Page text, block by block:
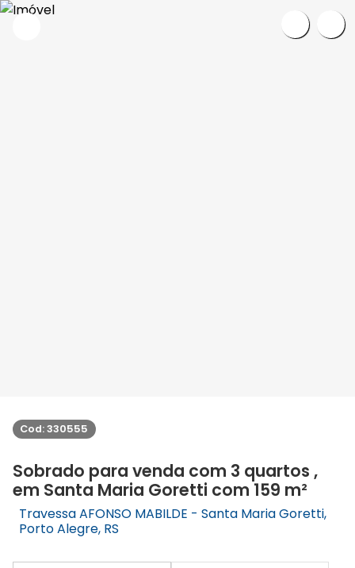
Cod: 330555
Sobrado para venda com 3 quartos ,
em Santa Maria Goretti com 159 m²
Travessa AFONSO MABILDE - Santa Maria Goretti,
Porto Alegre, RS